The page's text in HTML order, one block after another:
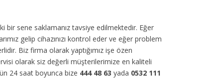
bir sene saklamanız tavsiye edilmektedir. Eğer
gelip cihazınızı kontrol eder ve eğer problem
Biz firma olarak yaptığımız işe özen
olarak siz değerli müşterilerimize en kaliteli
24 saat boyunca bize 444 48 63 yada 0532 111